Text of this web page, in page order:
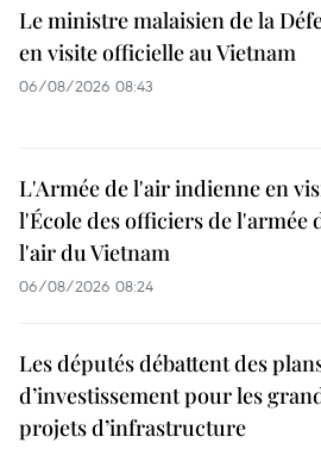
Le ministre malaisien de la
en visite officielle au Vietnam
06/08/2026 08:43
L'Armée de l'air indienne en
l'École des officiers de l'armée
l'air du Vietnam
06/08/2026 08:24
Les députés débattent des
d’investissement pour les
projets d’infrastructure